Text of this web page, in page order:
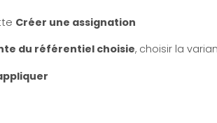
Créer une assignation
du référentiel choisie, choisir la